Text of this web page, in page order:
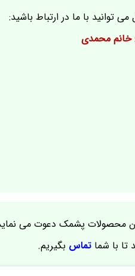
با ما در ارتباط باشید:
خانم محمدی
محصولات پشمک دعوت می
تا با شماتماس بگیریم.